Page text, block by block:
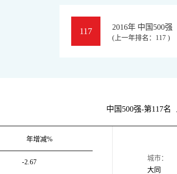
117 2016年 中国500强
(上一年排名：117 )
中国500强-第117名
年增减%
-2.67
城市：
大同